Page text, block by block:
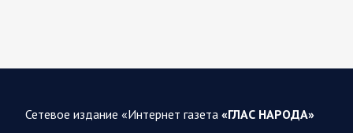
Сетевое издание «Интернет газета «ГЛАС НАРОДА»